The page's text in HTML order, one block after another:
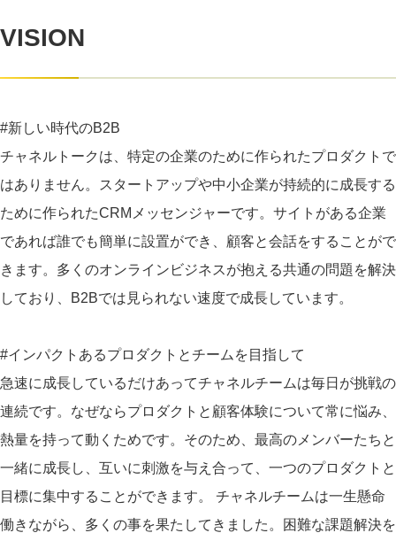
VISION
#新しい時代のB2B
チャネルトークは、特定の企業のために作られたプロダクトで
はありません。スタートアップや中小企業が持続的に成長する
ために作られたCRMメッセンジャーです。サイトがある企業
であれば誰でも簡単に設置ができ、顧客と会話をすることがで
きます。多くのオンラインビジネスが抱える共通の問題を解決
しており、B2Bでは見られない速度で成長しています。
#インパクトあるプロダクトとチームを目指して
急速に成長しているだけあってチャネルチームは毎日が挑戦の
連続です。なぜならプロダクトと顧客体験について常に悩み、
熱量を持って動くためです。そのため、最高のメンバーたちと
一緒に成長し、互いに刺激を与え合って、一つのプロダクトと
目標に集中することができます。 チャネルチームは一生懸命
働きながら、多くの事を果たしてきました。困難な課題解決を